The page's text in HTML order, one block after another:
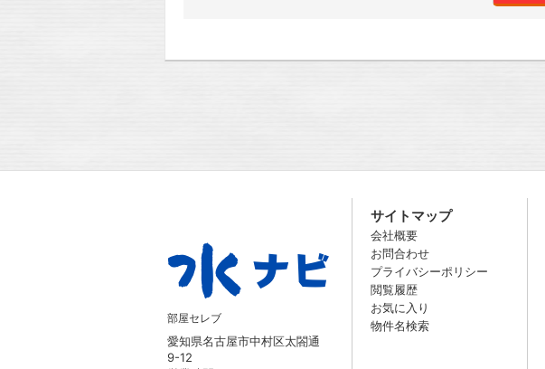
部屋セレブ
愛知県名古屋市中村区太閤通
9-12
サイトマップ
会社概要
お問合わせ
プライバシーポリシー
閲覧履歴
お気に入り
物件名検索